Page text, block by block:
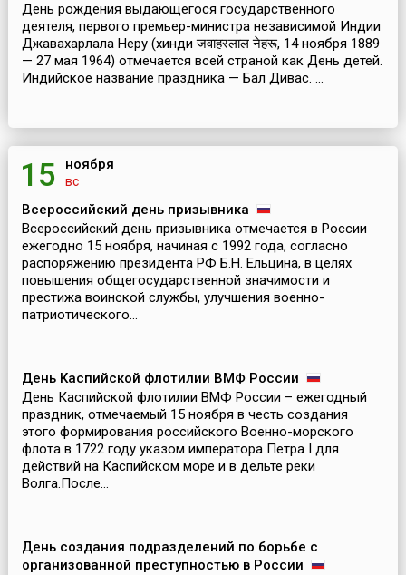
День рождения выдающегося государственного
деятеля, первого премьер-министра независимой Индии
Джавахарлала Неру (хинди जवाहरलाल नेहरू, 14 ноября 1889
— 27 мая 1964) отмечается всей страной как День детей.
Индийское название праздника — Бал Дивас. ...
15 ноября
вс
Всероссийский день призывника
Всероссийский день призывника отмечается в России
ежегодно 15 ноября, начиная с 1992 года, согласно
распоряжению президента РФ Б.Н. Ельцина, в целях
повышения общегосударственной значимости и
престижа воинской службы, улучшения военно-
патриотического...
День Каспийской флотилии ВМФ России
День Каспийской флотилии ВМФ России – ежегодный
праздник, отмечаемый 15 ноября в честь создания
этого формирования российского Военно-морского
флота в 1722 году указом императора Петра I для
действий на Каспийском море и в дельте реки
Волга.После...
День создания подразделений по борьбе с
организованной преступностью в России